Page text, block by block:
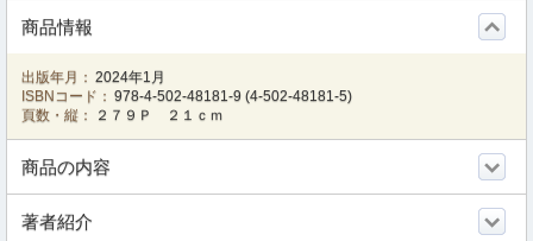
商品情報
出版年月： 2024年1月
ISBNコード： 978-4-502-48181-9 (4-502-48181-5)
頁数・縦：
２７９Ｐ ２１ｃｍ
商品の内容
著者紹介